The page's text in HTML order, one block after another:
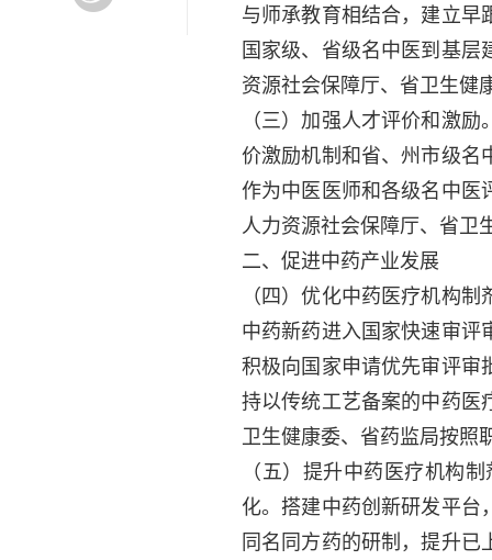
与师承教育相结合，建立早
国家级、省级名中医到基
资源社会保障厅、省卫生健
（三）加强人才评价和激励
价激励机制和省、州市级名
作为中医医师和各级名中医
人力资源社会保障厅、省卫
二、促进中药产业发展
（四）优化中药医疗机构
中药新药进入国家快速审评
积极向国家申请优先审评审
持以传统工艺备案的中药医
卫生健康委、省药监局按照
（五）提升中药医疗机构
化。搭建中药创新研发平台
同名同方药的研制，提升